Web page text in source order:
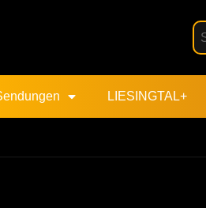
LIESINGTAL+